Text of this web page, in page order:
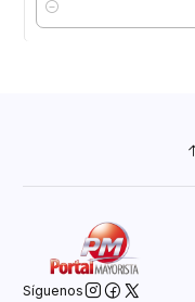
Cantidad
Síguenos